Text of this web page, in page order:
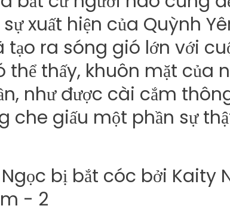
xuất hiện của Quỳnh
ra sóng gió lớn với
thể thấy, khuôn mặt của
như được cài cắm
che giấu một phần sự